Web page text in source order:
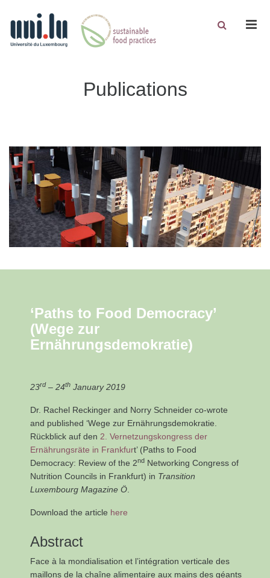
Publications
‘Paths to Food Democracy’
(Wege zur
Ernährungsdemokratie)
23rd – 24th January 2019
Dr. Rachel Reckinger and Norry Schneider co-wrote
and published ‘Wege zur Ernährungsdemokratie.
Rückblick auf den 2. Vernetzungskongress der
Ernährungsräte in Frankfurt’ (Paths to Food
Democracy: Review of the 2nd Networking Congress of
Nutrition Councils in Frankfurt) in Transition
Luxembourg Magazine Ö
Download the article here
Abstract
Face à la mondialisation et l’intégration verticale des
maillons de la chaîne alimentaire aux mains des géants